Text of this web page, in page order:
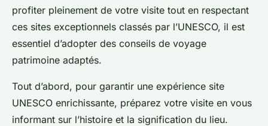
profiter pleinement de votre visite tout en respectant
ces sites exceptionnels classés par l’UNESCO, il est
essentiel d’adopter des conseils de voyage
patrimoine adaptés.
Tout d’abord, pour garantir une expérience site
UNESCO enrichissante, préparez votre visite en vous
informant sur l’histoire et la signification du lieu.